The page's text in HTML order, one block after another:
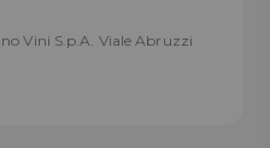
Vini S.p.A. Viale Abruzzi